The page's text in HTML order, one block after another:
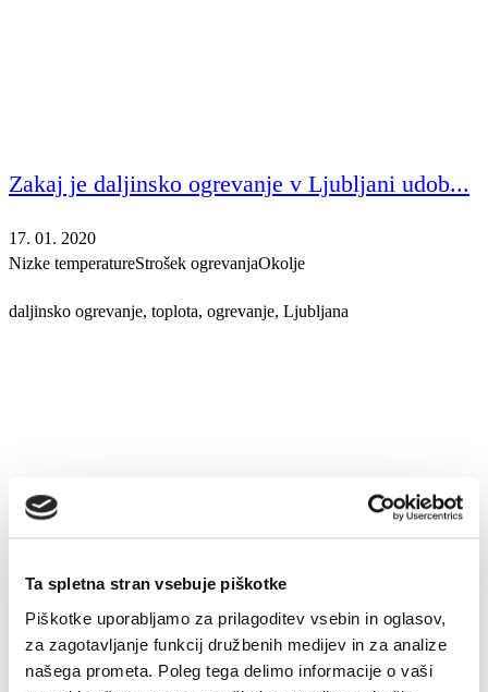
Ta spletna stran vsebuje piškotke
Piškotke uporabljamo za prilagoditev vsebin in oglasov,
za zagotavljanje funkcij družbenih medijev in za analize
našega prometa. Poleg tega delimo informacije o vaši
Zakaj je daljinsko ogrevanje v Ljubljani udob...
17. 01. 2020
Nizke temperatureStrošek ogrevanjaOkolje
daljinsko ogrevanje, toplota, ogrevanje, Ljubljana
Zakaj imamo mlačne ali celo hladne radiatorje...